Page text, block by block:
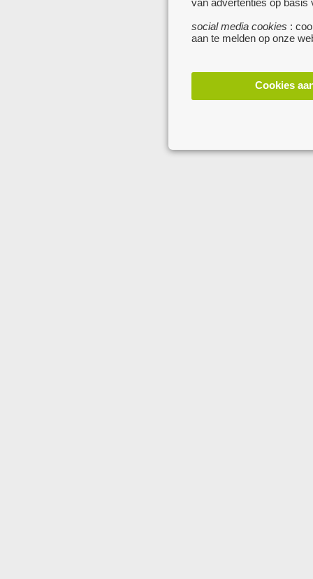
social media cookies :
aan te melden op onze
Cookies